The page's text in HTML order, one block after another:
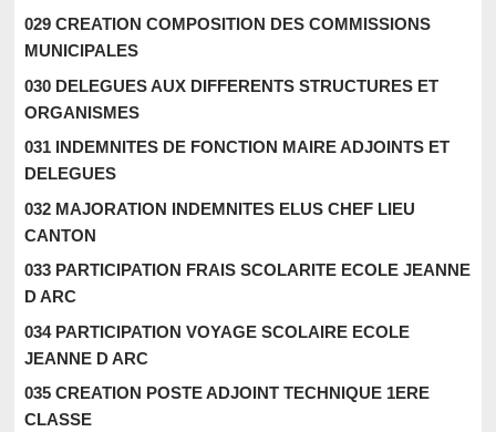
029 CREATION COMPOSITION DES COMMISSIONS
MUNICIPALES
030 DELEGUES AUX DIFFERENTS STRUCTURES ET
ORGANISMES
031 INDEMNITES DE FONCTION MAIRE ADJOINTS ET
DELEGUES
032 MAJORATION INDEMNITES ELUS CHEF LIEU
CANTON
033 PARTICIPATION FRAIS SCOLARITE ECOLE JEANNE
D ARC
034 PARTICIPATION VOYAGE SCOLAIRE ECOLE
JEANNE D ARC
035 CREATION POSTE ADJOINT TECHNIQUE 1ERE
CLASSE